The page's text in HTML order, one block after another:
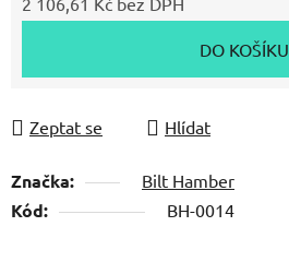
DO KOŠÍKU
Zeptat se Hlídat
Značka: Bilt Hamber
Kód: BH-0014